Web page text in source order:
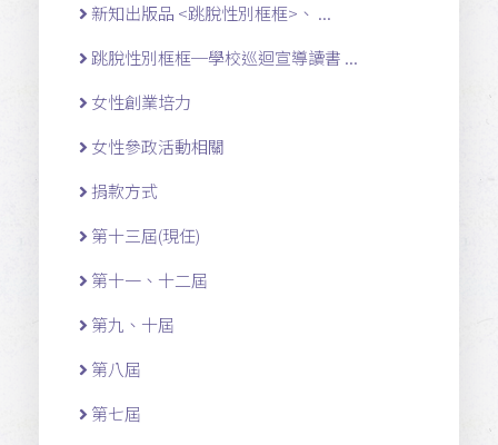
新知出版品 <跳脫性別框框>、 ...
跳脫性別框框─學校巡迴宣導讀書 ...
女性創業培力
女性參政活動相關
捐款方式
第十三屆(現任)
第十一 、十二 屆
第九、十屆
第八屆
第七屆